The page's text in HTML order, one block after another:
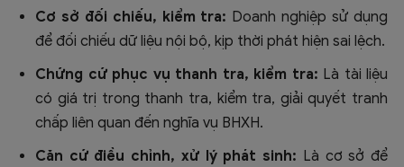
Cơ sở đối chiếu, kiểm tra: Doanh nghiệp sử dụng
để đối chiếu dữ liệu nội bộ, kịp thời phát hiện sai lệch.
Chứng cứ phục vụ thanh tra, kiểm tra: Là tài liệu
có giá trị trong thanh tra, kiểm tra, giải quyết tranh
chấp liên quan đến nghĩa vụ BHXH.
Căn cứ điều chỉnh, xử lý phát sinh: Là cơ sở để